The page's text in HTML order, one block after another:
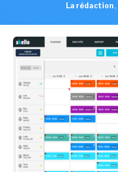
La rédaction ,